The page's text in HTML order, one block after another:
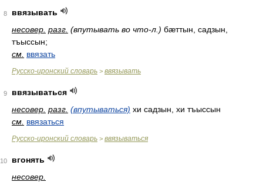
8
ввязывать
несовер. разг. (впутывать во что-л.) бæттын, садзын,
тъыссын;
см. ввязать
Русско-иронский словарь > ввязывать
9
ввязываться
несовер. разг. (впутываться) хи садзын, хи тъыссын
см. ввязаться
Русско-иронский словарь > ввязываться
10
вгонять
несовер.